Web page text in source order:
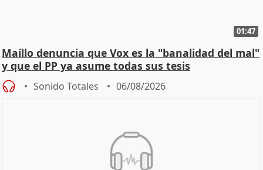
01:47
Maíllo denuncia que Vox es la "banalidad del mal"
y que el PP ya asume todas sus tesis
Sonido Totales 06/08/2026